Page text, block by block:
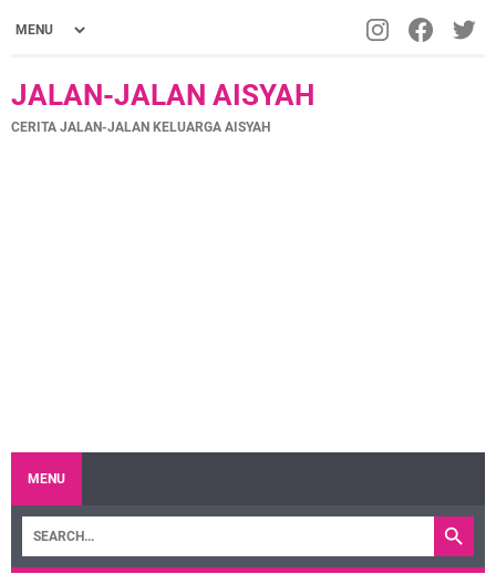
JALAN-JALAN AISYAH
CERITA JALAN-JALAN KELUARGA AISYAH
MENU